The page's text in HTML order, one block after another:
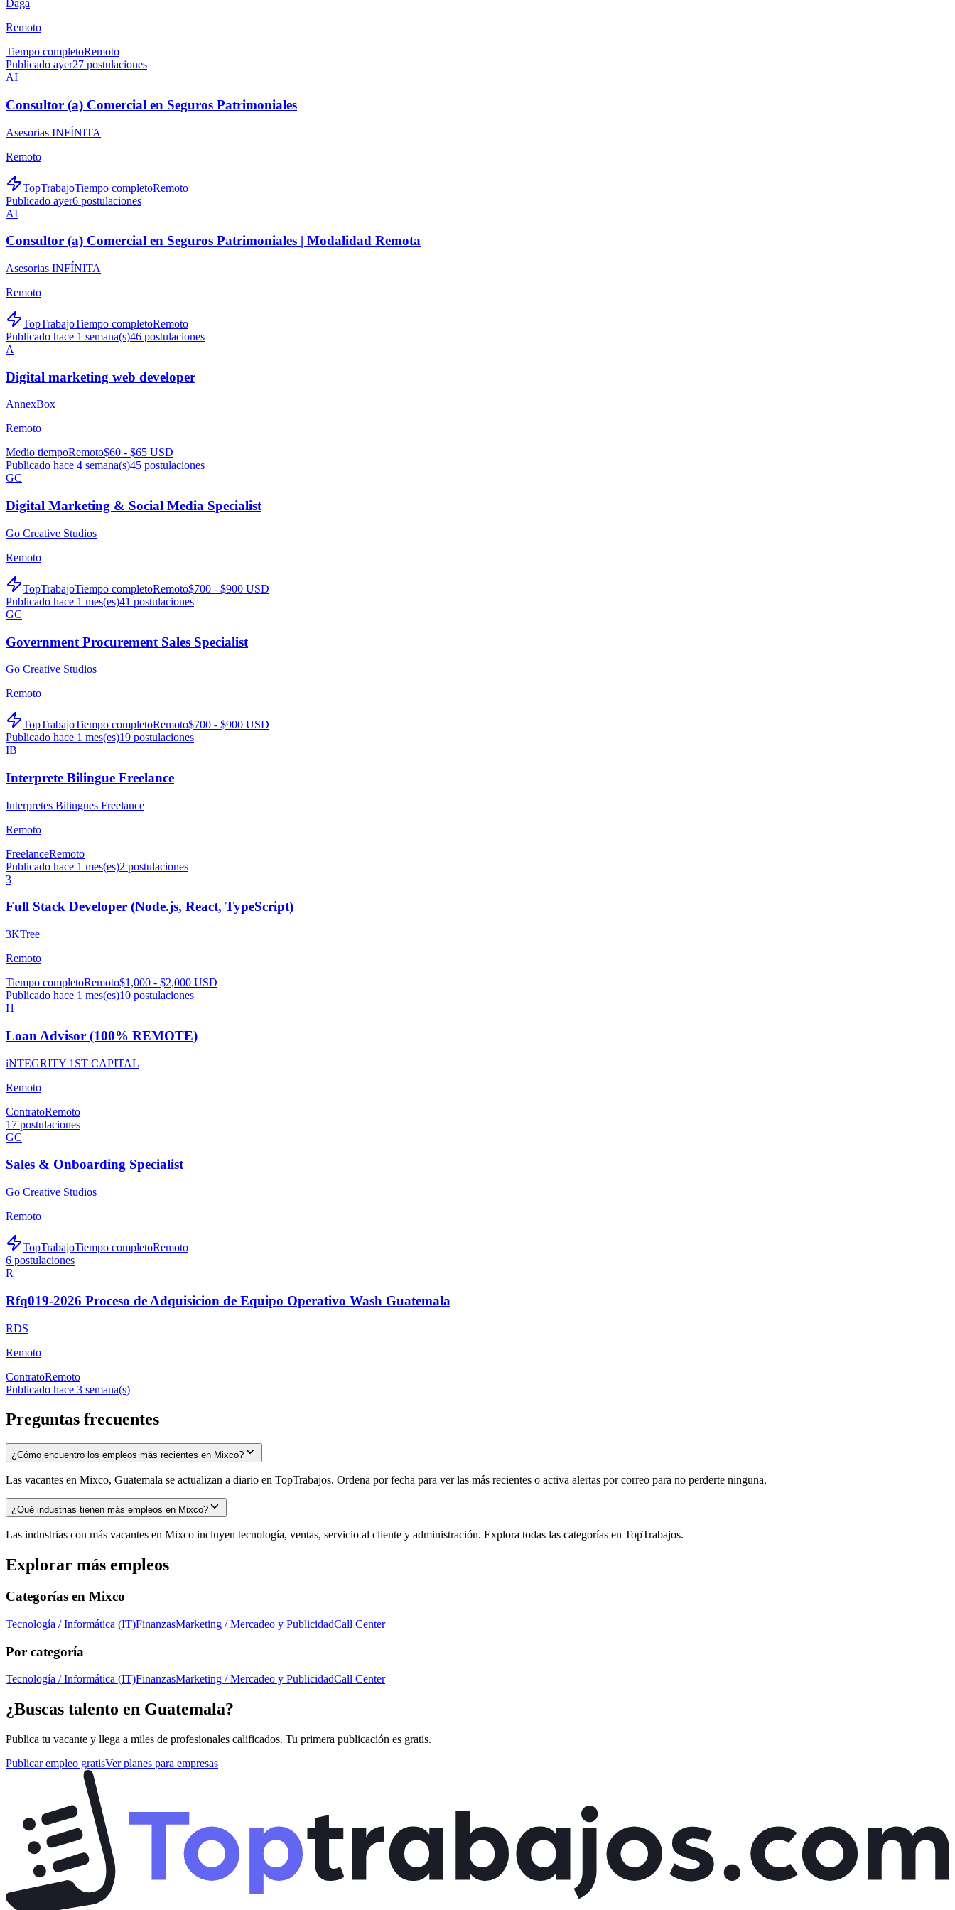
Daga
Remoto
Tiempo completoRemoto
Publicado ayer27 postulaciones
AI
Consultor (a) Comercial en Seguros Patrimoniales
Asesorias INFÍNITA
Remoto
TopTrabajoTiempo completoRemoto
Publicado ayer6 postulaciones
AI
Consultor (a) Comercial en Seguros Patrimoniales | Modalidad Remota
Asesorias INFÍNITA
Remoto
TopTrabajoTiempo completoRemoto
Publicado hace 1 semana(s)46 postulaciones
A
Digital marketing web developer
AnnexBox
Remoto
Medio tiempoRemoto$60 - $65 USD
Publicado hace 4 semana(s)45 postulaciones
GC
Digital Marketing & Social Media Specialist
Go Creative Studios
Remoto
TopTrabajoTiempo completoRemoto$700 - $900 USD
Publicado hace 1 mes(es)41 postulaciones
GC
Government Procurement Sales Specialist
Go Creative Studios
Remoto
TopTrabajoTiempo completoRemoto$700 - $900 USD
Publicado hace 1 mes(es)19 postulaciones
IB
Interprete Bilingue Freelance
Interpretes Bilingues Freelance
Remoto
FreelanceRemoto
Publicado hace 1 mes(es)2 postulaciones
3
Full Stack Developer (Node.js, React, TypeScript)
3KTree
Remoto
Tiempo completoRemoto$1,000 - $2,000 USD
Publicado hace 1 mes(es)10 postulaciones
I1
Loan Advisor (100% REMOTE)
iNTEGRITY 1ST CAPITAL
Remoto
ContratoRemoto
17 postulaciones
GC
Sales & Onboarding Specialist
Go Creative Studios
Remoto
TopTrabajoTiempo completoRemoto
6 postulaciones
R
Rfq019-2026 Proceso de Adquisicion de Equipo Operativo Wash Guatemala
RDS
Remoto
ContratoRemoto
Publicado hace 3 semana(s)
Preguntas frecuentes
¿Cómo encuentro los empleos más recientes en Mixco?
Las vacantes en Mixco, Guatemala se actualizan a diario en TopTrabajos. Ordena por fecha para ver las más recientes o activa alertas por correo para no perderte ninguna.
¿Qué industrias tienen más empleos en Mixco?
Las industrias con más vacantes en Mixco incluyen tecnología, ventas, servicio al cliente y administración. Explora todas las categorías en TopTrabajos.
Explorar más empleos
Categorías en Mixco
Tecnología / Informática (IT)FinanzasMarketing / Mercadeo y PublicidadCall Center
Por categoría
Tecnología / Informática (IT)FinanzasMarketing / Mercadeo y PublicidadCall Center
¿Buscas talento en Guatemala?
Publica tu vacante y llega a miles de profesionales calificados. Tu primera publicación es gratis.
Publicar empleo gratisVer planes para empresas